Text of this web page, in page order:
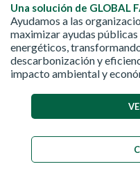
Una solución de GLOBAL
Ayudamos a las
maximizar ayudas
energéticos,
descarbonización y
impacto ambiental y